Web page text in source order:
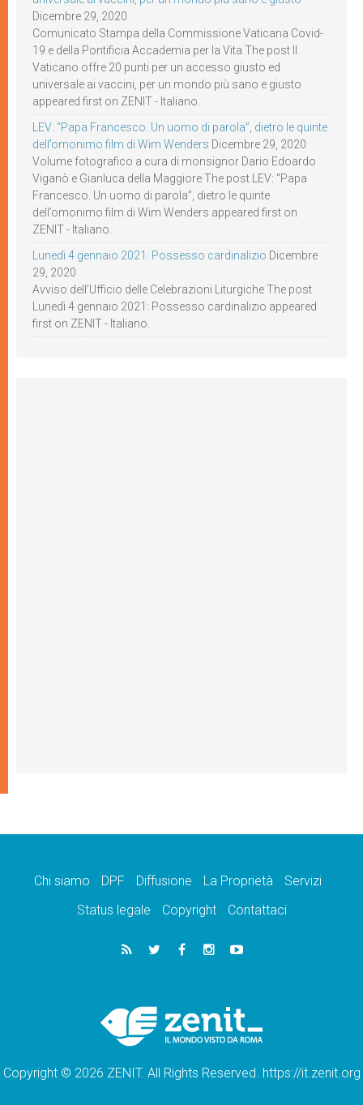
Dicembre 29, 2020
Comunicato Stampa della Commissione Vaticana Covid-
19 e della Pontificia Accademia per la Vita The post Il
Vaticano offre 20 punti per un accesso giusto ed
universale ai vaccini, per un mondo più sano e giusto
appeared first on ZENIT - Italiano.
LEV: “Papa Francesco. Un uomo di parola”, dietro le quinte
dell’omonimo film di Wim Wenders Dicembre 29, 2020
Volume fotografico a cura di monsignor Dario Edoardo
Viganò e Gianluca della Maggiore The post LEV: “Papa
Francesco. Un uomo di parola”, dietro le quinte
dell’omonimo film di Wim Wenders appeared first on
ZENIT - Italiano.
Lunedì 4 gennaio 2021: Possesso cardinalizio Dicembre
29, 2020
Avviso dell’Ufficio delle Celebrazioni Liturgiche The post
Lunedì 4 gennaio 2021: Possesso cardinalizio appeared
first on ZENIT - Italiano.
Chi siamo DPF Diffusione La Proprietà
Servizi
Status legale
Copyright Contattaci
Copyright © 2026 ZENIT. All Rights Reserved. https://it.zenit.org